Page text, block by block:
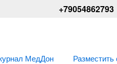
+79054862793
МедДон